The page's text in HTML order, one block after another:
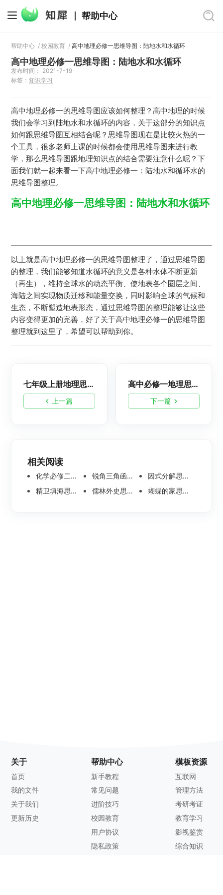
帮助中心
帮助中心 /校园教育 /高中地理必修一思维导图：陆地水和水循环
高中地理必修一思维导图：陆地水和水循环
发布时间： 2021-7-19
标签：知识学习
高中地理必修一的思维导图应该如何整理？高中地理的时候
我们会学习到陆地水和水循环的内容，关于这部分的知识点
如何跟思维导图互相结合呢？思维导图现在是比较火热的一
个工具，很多老师上课的时候都会使用思维导图来进行教
学，那么思维导图跟地理知识点的结合需要注意什么呢？下
面我们就一起来看一下高中地理必修一：陆地水和循环水的
思维导图整理。
高中地理必修一思维导图：陆地水和水循环
以上就是高中地理必修一的思维导图整理了，通过思维导图
的整理，我们能够知道水循环的意义是各种水体不断更新
（再生），维持全球水的动态平衡、使地表各个圈层之间、
海陆之间实现物质迁移和能量交换，同时影响全球的气候和
生态，不断塑造地表形态，通过思维导图的整理能够让这些
内容变得更加的完善，好了关于高中地理必修一的思维导图
整理就到这里了，希望可以帮助到你。
上一篇
七年级上册地理思维导图：地球和地图
下一篇
高中必修一地理思维导图-外力作用与地表形态
相关阅读
化学必修二思维导图合集，高中高清化学思维导图整理 锐角三角函数思维导图 | 数学思维导图分享
因式分解思维导图高清版-数学思维导图模板分享
精卫填海思维导图怎么画？高清版精卫填海思维导图模板分享
儒林外史思维导图大全|高清版免费思维导图模板 蝴蝶的家思维导图怎么画？高清版蝴蝶的家思维导图分享
关于
首页
我的文件
关于我们
更新历史
帮助中心
新手教程
常见问题
进阶技巧
校园教育
用户协议
隐私政策
模板资源
互联网
管理方法
考研考证
教育学习
影视鉴赏
综合知识